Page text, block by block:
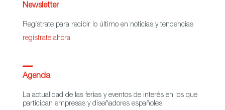
Newsletter
Regístrate para recibir lo último en noticias y tendencias
regístrate ahora
Agenda
La actualidad de las ferias y eventos de interés en los que
participan empresas y diseñadores españoles